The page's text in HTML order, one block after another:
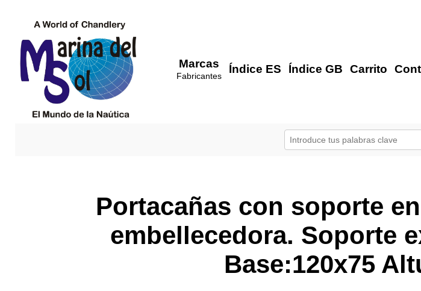
Marcas
Fabricantes
Índice ES Índice GB Carrito
Portacañas con soporte
embellecedora. Soporte
Base:120x75